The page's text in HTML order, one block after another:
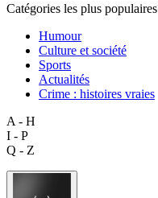
Catégories les plus populaires
Humour
Culture et société
Sports
Actualités
Crime : histoires vraies
A - H
I - P
Q - Z